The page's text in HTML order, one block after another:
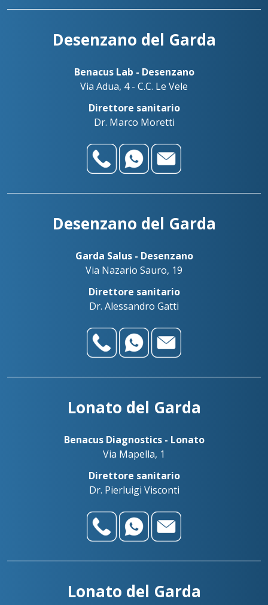
Desenzano del Garda
Benacus Lab - Desenzano
Via Adua, 4 - C.C. Le Vele
Direttore sanitario
Dr. Marco Moretti
Desenzano del Garda
Garda Salus - Desenzano
Via Nazario Sauro, 19
Direttore sanitario
Dr. Alessandro Gatti
Lonato del Garda
Benacus Diagnostics - Lonato
Via Mapella, 1
Direttore sanitario
Dr. Pierluigi Visconti
Lonato del Garda